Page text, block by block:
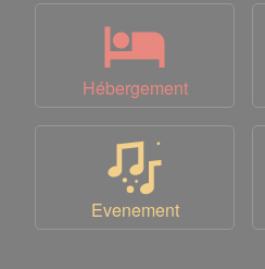
Hébergement
Evenement